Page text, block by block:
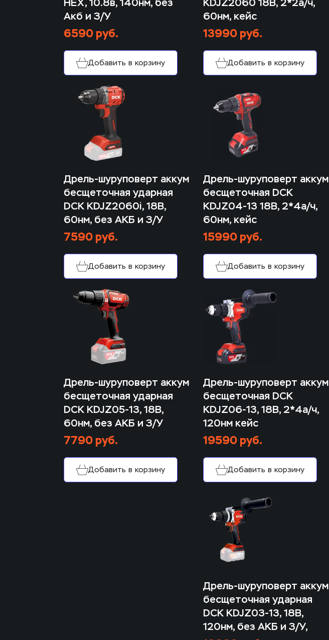
HEX, 10.8в, 140нм, без
Акб и З/У
6590 руб.
Добавить в корзину
KDJZ2060 18В, 2*2а/ч,
60нм, кейс
13990 руб.
Добавить в корзину
Дрель-шуруповерт аккум
бесщеточная ударная
DCK KDJZ2060i, 18В,
60нм, без АКБ и З/У
7590 руб.
Добавить в корзину
Дрель-шуруповерт аккум
бесщеточная DCK
KDJZ04-13 18В, 2*4а/ч,
60нм, кейс
15990 руб.
Добавить в корзину
Дрель-шуруповерт аккум
бесщеточная ударная
DCK KDJZ05-13, 18В,
60нм, без АКБ и З/У
7790 руб.
Добавить в корзину
Дрель-шуруповерт аккум
бесщеточная DCK
KDJZ06-13, 18В, 2*4а/ч,
120нм кейс
19590 руб.
Добавить в корзину
Дрель-шуруповерт аккум
бесщеточная ударная
DCK KDJZ03-13, 18В,
120нм, без АКБ и З/У,